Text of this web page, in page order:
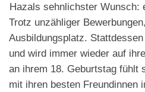
Hazals sehnlichster Wunsch:
Trotz unzähliger
Ausbildungsplatz.
und wird immer wieder auf
an ihrem 18. Geburtstag fühlt
mit ihren besten Freundinnen